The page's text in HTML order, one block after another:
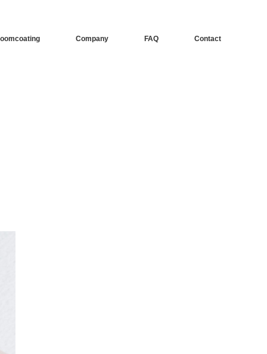
Company FAQ Contact